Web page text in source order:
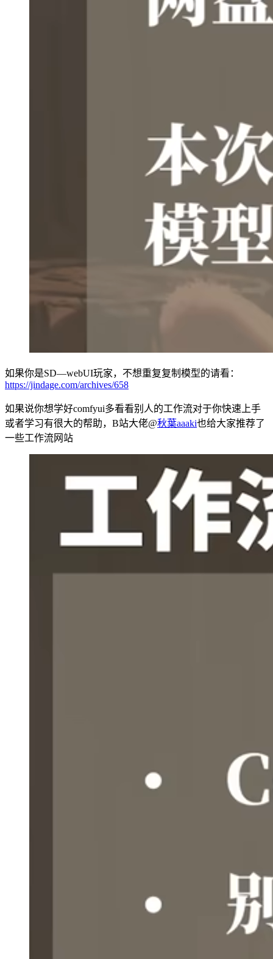
如果你是SD—webUI玩家，不想重复复制模型的请看：
https://jindage.com/archives/658
如果说你想学好comfyui多看看别人的工作流对于你快速上手
或者学习有很大的帮助，B站大佬@秋葉aaaki也给大家推荐了
一些工作流网站